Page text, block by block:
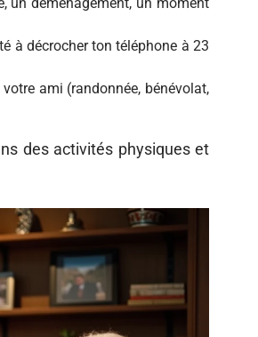
à décrocher ton téléphone à 23
ami (randonnée, bénévolat,
des activités physiques et